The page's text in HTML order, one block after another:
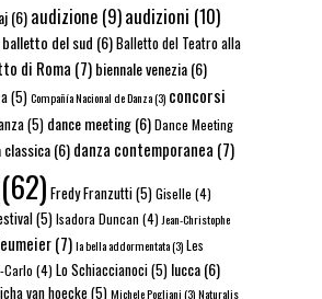
(6)audizione (9)audizioni (10)
balletto del sud (6)Balletto del Teatro alla
di Roma (7)biennale venezia(6)
(5)Compañía Nacional de Danza(3) concorsi
(5) dance meeting(6)Dance Meeting
classica(6)danza contemporanea (7)
(62) Fredy Franzutti(5)Giselle (4)
(5)Isadora Duncan (4) Jean-Christophe
(7)la bella addormentata(3)Les
Carlo (4) Lo Schiaccianoci(5) lucca(6)
van hoecke(5)Michele Pogliani(3)Naturalis